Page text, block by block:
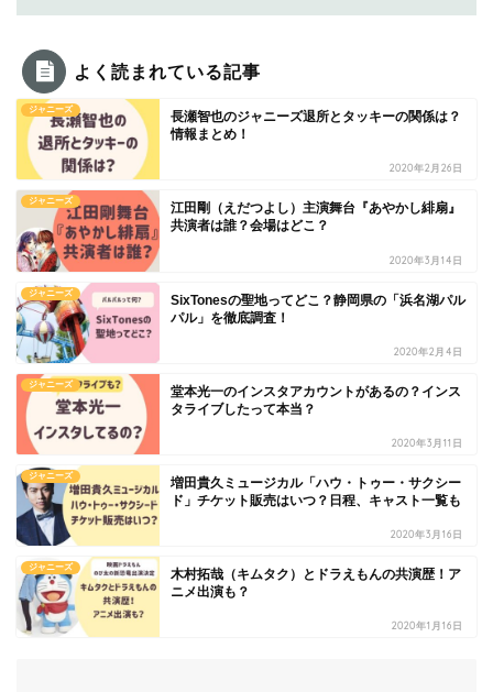
よく読まれている記事
ジャニーズ
長瀬智也のジャニーズ退所とタッキーの関係は？
情報まとめ！
2020年2月26日
ジャニーズ
江田剛（えだつよし）主演舞台『あやかし緋扇』
共演者は誰？会場はどこ？
2020年3月14日
ジャニーズ
SixTonesの聖地ってどこ？静岡県の「浜名湖パル
パル」を徹底調査！
2020年2月4日
ジャニーズ
堂本光一のインスタアカウントがあるの？インス
タライブしたって本当？
2020年3月11日
ジャニーズ
増田貴久ミュージカル「ハウ・トゥー・サクシー
ド」チケット販売はいつ？日程、キャスト一覧も
2020年3月16日
ジャニーズ
木村拓哉（キムタク）とドラえもんの共演歴！ア
ニメ出演も？
2020年1月16日